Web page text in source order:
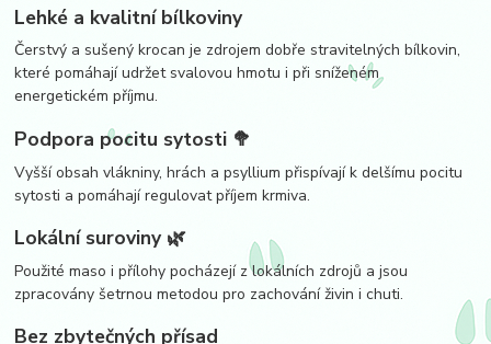
Lehké a kvalitní bílkoviny
Čerstvý a sušený krocan je zdrojem dobře stravitelných bílkovin,
které pomáhají udržet svalovou hmotu i při sníženém
energetickém příjmu.
Podpora pocitu sytosti 🥦
Vyšší obsah vlákniny, hrách a psyllium přispívají k delšímu pocitu
sytosti a pomáhají regulovat příjem krmiva.
Lokální suroviny 🌿
Použité maso i přílohy pocházejí z lokálních zdrojů a jsou
zpracovány šetrnou metodou pro zachování živin i chuti.
Bez zbytečných přísad